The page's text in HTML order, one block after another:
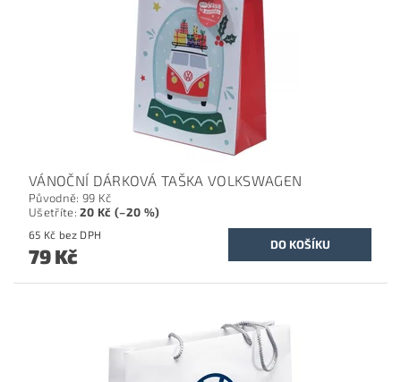
VÁNOČNÍ DÁRKOVÁ TAŠKA VOLKSWAGEN
Původně: 99 Kč
Ušetříte:20 Kč (–20 %)
65 Kč bez DPH
79 Kč